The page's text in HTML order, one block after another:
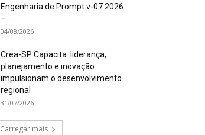
Engenharia de Prompt v-07.2026
–...
04/08/2026
Crea-SP Capacita: liderança,
planejamento e inovação
impulsionam o desenvolvimento
regional
31/07/2026
Carregar mais